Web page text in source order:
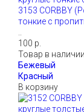
3153 CORBBY
тонкие с
100 р.
Товар в
В корзину